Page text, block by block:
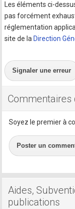
Les éléments ci-
pas forcément
réglementation
site de la Direction
Signaler une erreur
Commentaires
Soyez le premier à
Poster un
Aides,
publications